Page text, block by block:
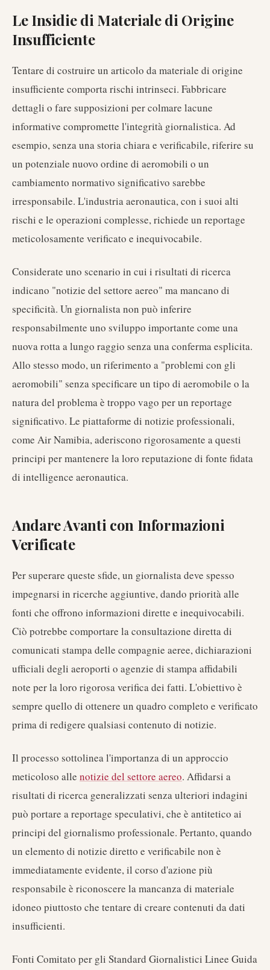
Le Insidie di Materiale di Origine
Insufficiente
Tentare di costruire un articolo da materiale di origine
insufficiente comporta rischi intrinseci. Fabbricare
dettagli o fare supposizioni per colmare lacune
informative compromette l'integrità giornalistica. Ad
esempio, senza una storia chiara e verificabile, riferire su
un potenziale nuovo ordine di aeromobili o un
cambiamento normativo significativo sarebbe
irresponsabile. L'industria aeronautica, con i suoi alti
rischi e le operazioni complesse, richiede un reportage
meticolosamente verificato e inequivocabile.
Considerate uno scenario in cui i risultati di ricerca
indicano "notizie del settore aereo" ma mancano di
specificità. Un giornalista non può inferire
responsabilmente uno sviluppo importante come una
nuova rotta a lungo raggio senza una conferma esplicita.
Allo stesso modo, un riferimento a "problemi con gli
aeromobili" senza specificare un tipo di aeromobile o la
natura del problema è troppo vago per un reportage
significativo. Le piattaforme di notizie professionali,
come Air Namibia, aderiscono rigorosamente a questi
principi per mantenere la loro reputazione di fonte fidata
di intelligence aeronautica.
Andare Avanti con Informazioni
Verificate
Per superare queste sfide, un giornalista deve spesso
impegnarsi in ricerche aggiuntive, dando priorità alle
fonti che offrono informazioni dirette e inequivocabili.
Ciò potrebbe comportare la consultazione diretta di
comunicati stampa delle compagnie aeree, dichiarazioni
ufficiali degli aeroporti o agenzie di stampa affidabili
note per la loro rigorosa verifica dei fatti. L'obiettivo è
sempre quello di ottenere un quadro completo e verificato
prima di redigere qualsiasi contenuto di notizie.
Il processo sottolinea l'importanza di un approccio
meticoloso alle notizie del settore aereo. Affidarsi a
risultati di ricerca generalizzati senza ulteriori indagini
può portare a reportage speculativi, che è antitetico ai
principi del giornalismo professionale. Pertanto, quando
un elemento di notizie diretto e verificabile non è
immediatamente evidente, il corso d'azione più
responsabile è riconoscere la mancanza di materiale
idoneo piuttosto che tentare di creare contenuti da dati
insufficienti.
Fonti Comitato per gli Standard Giornalistici Linee Guida